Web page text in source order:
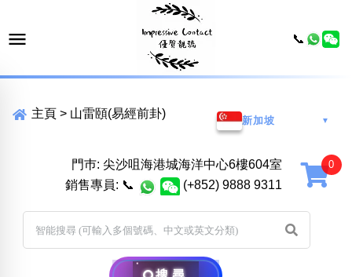
主頁 > 山雷頤(易經前卦)
新加坡 ▼
門巿: 尖沙咀海港城海洋中心6樓604室
銷售專員: 📞 (+852) 9888 9311
📞